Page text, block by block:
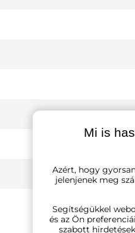
Mi is
Azért, hogy
jelenjenek meg
Segítségükkel
és az Ön
szabott